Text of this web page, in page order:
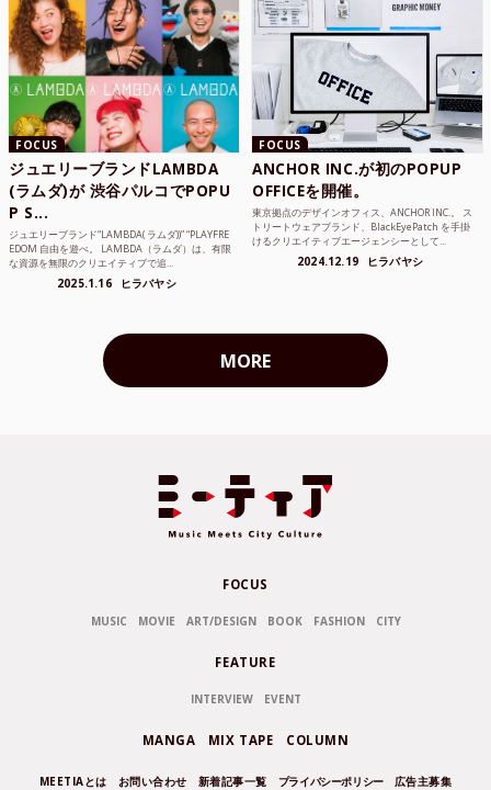
FOCUS
ジュエリーブランドLAMBDA
(ラムダ)が 渋谷パルコでPOPU
P S...
ジュエリーブランド“LAMBDA( ラムダ))” “PLAYFRE
EDOM 自由を遊べ。 LAMBDA（ラムダ）は、有限
な資源を無限のクリエイティブで追...
2025.1.16 ヒラバヤシ
FOCUS
ANCHOR INC.が初のPOPUP
OFFICEを開催。
東京拠点のデザインオフィス、ANCHOR INC.。 ス
トリートウェアブランド、BlackEyePatch を手掛
けるクリエイティブエージェンシーとして...
2024.12.19 ヒラバヤシ
MORE
FOCUS
MUSIC MOVIE ART/DESIGN BOOK FASHION CITY
FEATURE
INTERVIEW EVENT
MANGA MIX TAPE COLUMN
MEETIAとは お問い合わせ 新着記事一覧 プライバシーポリシー 広告主募集